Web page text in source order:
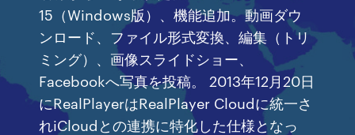
15（Windows版）、機能追加。動画ダウ
ンロード、ファイル形式変換、編集（トリ
ミング）、画像スライドショー、
Facebookへ写真を投稿。 2013年12月20日
にRealPlayerはRealPlayer Cloudに統一さ
れiCloudとの連携に特化した仕様となっ